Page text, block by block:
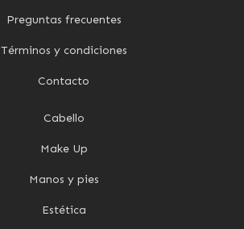
Preguntas frecuentes
Términos y condiciones
Contacto
Cabello
Make Up
Manos y pies
Estética